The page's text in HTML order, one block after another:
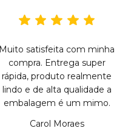
Muito satisfeita com minha
compra. Entrega super
rápida, produto realmente
lindo e de alta qualidade a
embalagem é um mimo.
Carol Moraes